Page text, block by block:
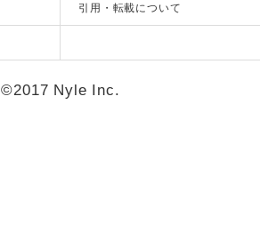
引用・転載について
©2017 Nyle Inc.